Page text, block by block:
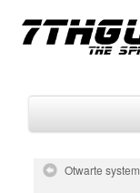
Otwarte